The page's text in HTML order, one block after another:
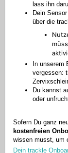
lass ihn
Dein
über die
In unserem
vergessen:
Du kannst
oder
Sofern Du ganz
kostenfreien
wissen musst, um
Dein trackle